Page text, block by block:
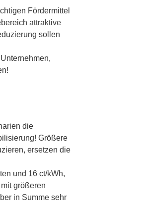
Fördermittel
attraktive
sollen
die
Größere
ersetzen die
und 16 ct/kWh,
größeren
in Summe sehr